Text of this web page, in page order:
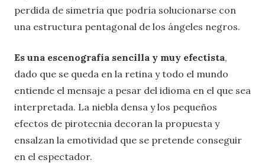
perdida de simetría que podría solucionarse con
una estructura pentagonal de los ángeles negros.
Es una escenografía sencilla y muy efectista,
dado que se queda en la retina y todo el mundo
entiende el mensaje a pesar del idioma en el que sea
interpretada. La niebla densa y los pequeños
efectos de pirotecnia decoran la propuesta y
ensalzan la emotividad que se pretende conseguir
en el espectador.